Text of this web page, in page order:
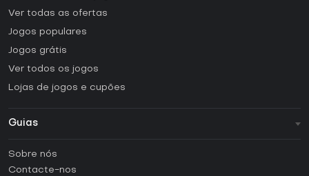
Ver todas as ofertas
Jogos populares
Jogos grátis
Ver todos os jogos
Lojas de jogos e cupões
Guias
Sobre nós
Contacte-nos